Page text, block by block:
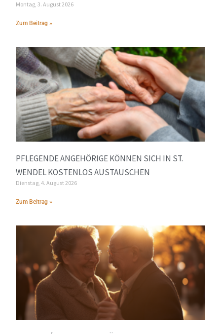
Montag, 3. August 2026
Zum Beitrag »
PFLEGENDE ANGEHÖRIGE KÖNNEN SICH IN ST.
WENDEL KOSTENLOS AUSTAUSCHEN
Dienstag, 4. August 2026
Zum Beitrag »